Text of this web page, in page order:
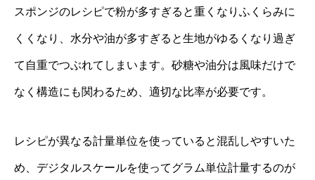
スポンジのレシピで粉が多すぎると重くなりふくらみに
くくなり、水分や油が多すぎると生地がゆるくなり過ぎ
て自重でつぶれてしまいます。砂糖や油分は風味だけで
なく構造にも関わるため、適切な比率が必要です。
レシピが異なる計量単位を使っていると混乱しやすいた
め、デジタルスケールを使ってグラム単位計量するのが